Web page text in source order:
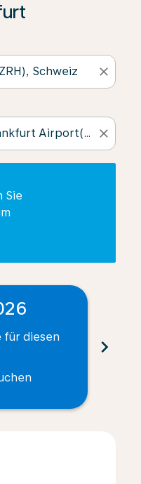
close
close
Sie
für diesen
chevron_right